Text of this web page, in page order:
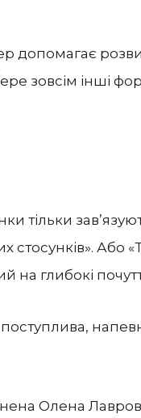
допомагає
зовсім інші
тільки
Або
глибокі
Олена